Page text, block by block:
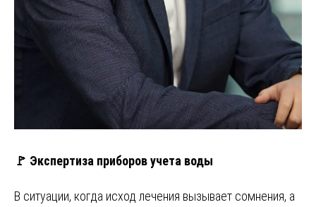
🚩 Экспертиза приборов учета воды
В ситуации, когда исход лечения вызывает сомнения, а